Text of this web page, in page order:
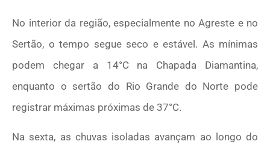
No interior da região, especialmente no Agreste e no
Sertão, o tempo segue seco e estável. As mínimas
podem chegar a 14°C na Chapada Diamantina,
enquanto o sertão do Rio Grande do Norte pode
registrar máximas próximas de 37°C.
Na sexta, as chuvas isoladas avançam ao longo do